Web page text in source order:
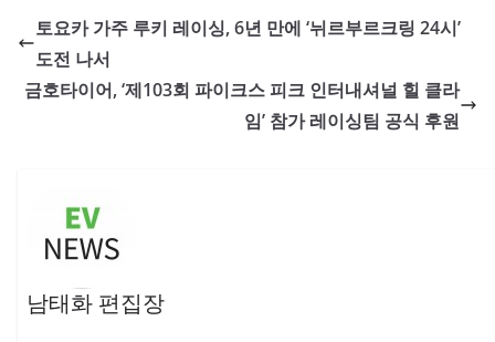
토요카 가주 루키 레이싱, 6년 만에 ‘뉘르부르크링 24시’
도전 나서
금호타이어, ‘제103회 파이크스 피크 인터내셔널 힐 클라
임’ 참가 레이싱팀 공식 후원
남태화 편집장